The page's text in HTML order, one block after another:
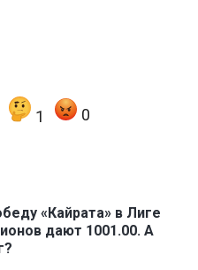
1 0
«Кайрата» в Лиге
дают 1001.00. А